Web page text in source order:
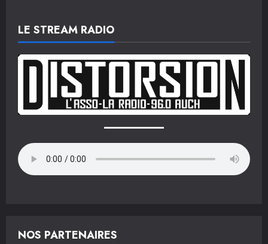
LE STREAM RADIO
NOS PARTENAIRES